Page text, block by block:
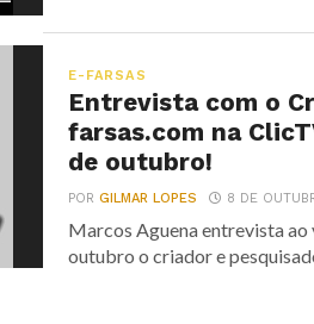
E-FARSAS
Entrevista com o
farsas.com na
de outubro!
PORGILMAR LOPES 8 DE
Marcos Aguena entrevista ao
outubro o criador e